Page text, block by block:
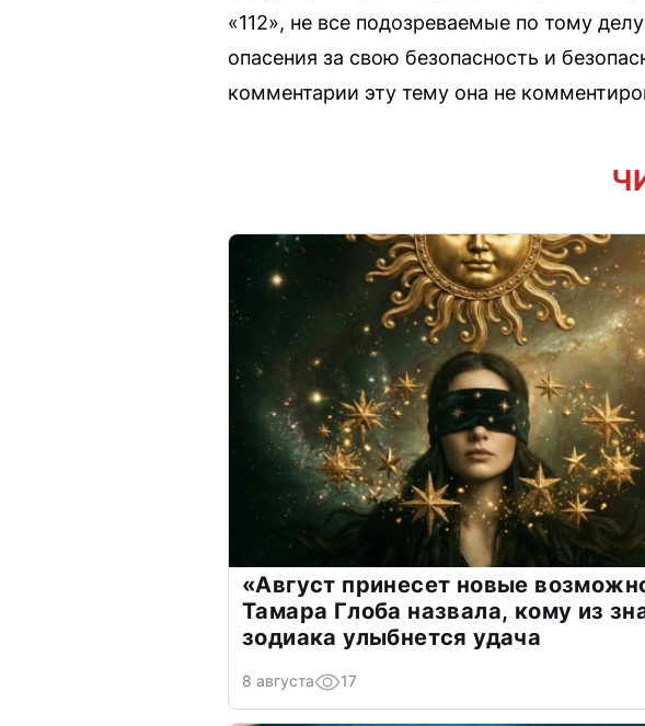
«112», не все подозреваемые по тому
опасения за свою безопасность и
комментарии эту тему она не
«Август принесет новые
Тамара Глоба назвала, кому из
зодиака улыбнется удача
8 августа 17